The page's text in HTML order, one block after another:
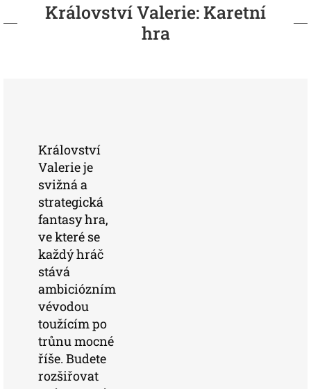
Království Valerie: Karetní
hra
Království
Valerie je
svižná a
strategická
fantasy hra,
ve které se
každý hráč
stává
ambiciózním
vévodou
toužícím po
trůnu mocné
říše. Budete
rozšiřovat